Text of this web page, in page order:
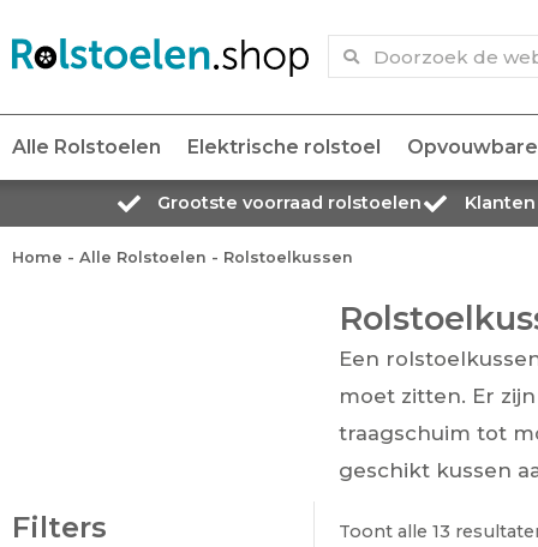
Alle Rolstoelen Elektrische rolstoel
Grootste voorraad rolstoelen
Home - Alle Rolstoelen - Rolstoelkussen
Een
moet zitten. Er
traagschuim tot
geschikt kussen
Filters Toont alle 13